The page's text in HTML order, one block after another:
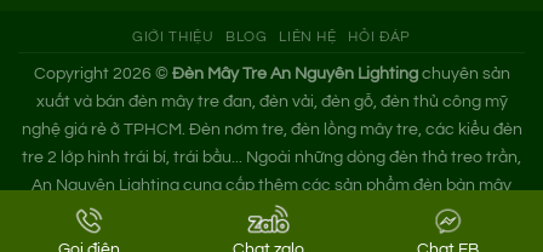
GIỚI THIỆU BLOG LIÊN HỆ HỎI ĐÁP
Copyright 2026 © Đèn Mây Tre An Nguyên Lightingchuyên sản
xuất và bán đèn mây tre đan, đèn vải, đèn gỗ, đèn thủ công mỹ
nghệ giá rẻ ở TPHCM. Đèn nơm tre, đèn lồng mây tre, các kiểu đèn
tre 2 lớp hình trái bí, trái bầu... Ngoài những dòng đèn thả treo trần,
An Nguyên Lighting cung cấp thêm các sản phẩm đèn bàn mây
tre. Nếu bạn cần tìm xưởng đèn mây tre trang trí hoặc mua đèn tre
đan giá sỉ hãy liên hệ ngay An Nguyên nhé!